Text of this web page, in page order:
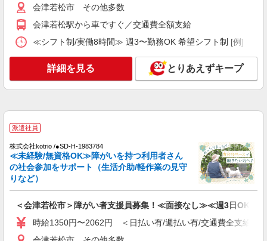
中！障がい者支援員◎
時給1350円〜2062円 ＜日払い有/週払い有/交
通費全支給(ガソリン代含む)＞
会津若松市 その他多数
キープ 詳細を見る
会津若松市 その他多数
会津若松駅から車ですぐ／交通費全額支給
≪シフト制/実働8時間≫ 週3〜勤務OK 希望シフト制 [例] ・
詳細を見る とりあえずキープ
派遣社員
株式会社kotrio /●SD-H-1983784
≪未経験/無資格OK≫障がいを持つ利用者さん
の社会参加をサポート（生活介助/軽作業の見守
りなど）
＜会津若松市＞障がい者支援員募集！≪面接なし≫≪週3日OK≫
時給1350円〜2062円 ＜日払い有/週払い有/交通費全支給(ガ